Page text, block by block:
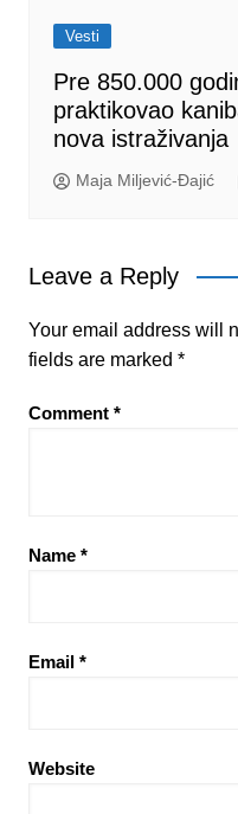
Vesti
Pre 850.000
praktikovao
nova istraživanja
Maja Miljević-Đajić
Leave a Reply
Your email address will
fields are marked *
Comment *
Name *
Email *
Website